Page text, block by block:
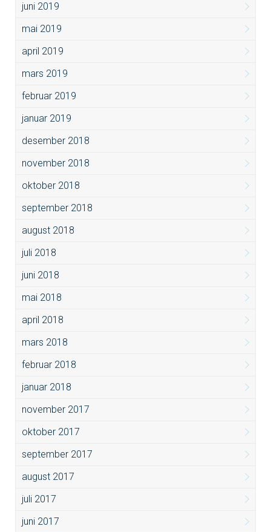
juni 2019
mai 2019
april 2019
mars 2019
februar 2019
januar 2019
desember 2018
november 2018
oktober 2018
september 2018
august 2018
juli 2018
juni 2018
mai 2018
april 2018
mars 2018
februar 2018
januar 2018
november 2017
oktober 2017
september 2017
august 2017
juli 2017
juni 2017